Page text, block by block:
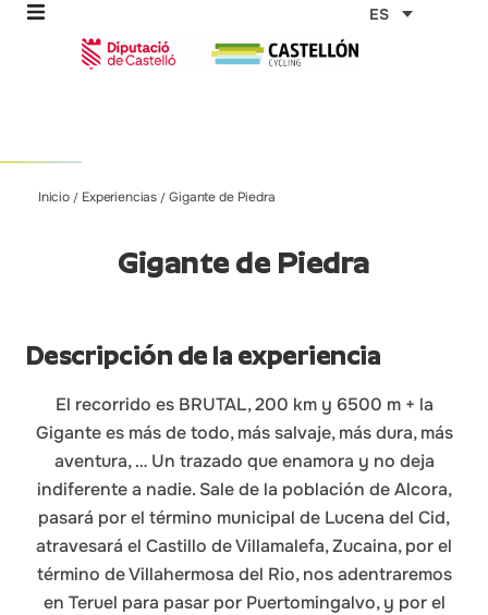
contenido
ES
Inicio/ Experiencias /Gigante de Piedra
Gigante de Piedra
Descripción de la experiencia
El recorrido es BRUTAL, 200 km y 6500 m + la
Gigante es más de todo, más salvaje, más dura, más
aventura, … Un trazado que enamora y no deja
indiferente a nadie. Sale de la población de Alcora,
pasará por el término municipal de Lucena del Cid,
atravesará el Castillo de Villamalefa, Zucaina, por el
término de Villahermosa del Rio, nos adentraremos
en Teruel para pasar por Puertomingalvo, y por el